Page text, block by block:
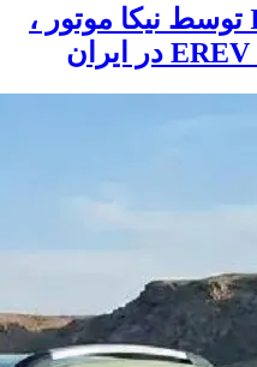
رونمایی خودرو IM LS9 توسط نیکا موتور ،